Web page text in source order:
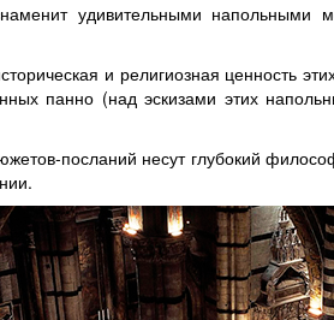
удивительными напольными
и религиозная ценность
панно (над эскизами этих
посланий несут глубокий